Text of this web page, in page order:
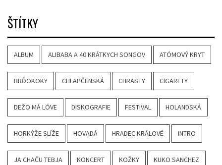
ŠTÍTKY
ALBUM ALIBABA A 40 KRÁTKYCH SONGOV ATÓMOVÝ KRYT
BRĎOKOKY CHLAPČENSKÁ CHRASTY CIGARETY
DEŽO MÁ LÓVE DISKOGRAFIE FESTIVAL HOLANDSKÁ
HORKÝŽE SLÍŽE HOVADÁ HRADEC KRÁLOVÉ INTRO
JA CHAČU TEBJA KONCERT KOŽKY KUKO SANCHEZ